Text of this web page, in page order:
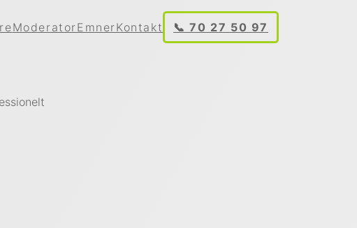
ModeratorEmnerKontakt 📞 70 27 50 97